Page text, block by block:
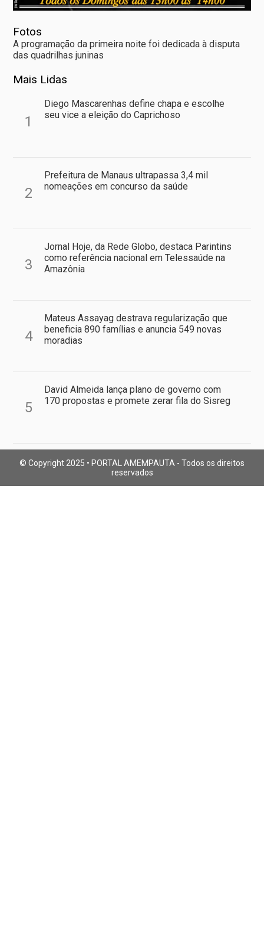
Fotos
A programação da primeira noite foi dedicada à disputa
das quadrilhas juninas
Mais Lidas
1
Diego Mascarenhas define chapa e escolhe
seu vice a eleição do Caprichoso
2
Prefeitura de Manaus ultrapassa 3,4 mil
nomeações em concurso da saúde
3
Jornal Hoje, da Rede Globo, destaca Parintins
como referência nacional em Telessaúde na
Amazônia
4
Mateus Assayag destrava regularização que
beneficia 890 famílias e anuncia 549 novas
moradias
5
David Almeida lança plano de governo com
170 propostas e promete zerar fila do Sisreg
© Copyright 2025 • PORTAL AMEMPAUTA - Todos os direitos
reservados